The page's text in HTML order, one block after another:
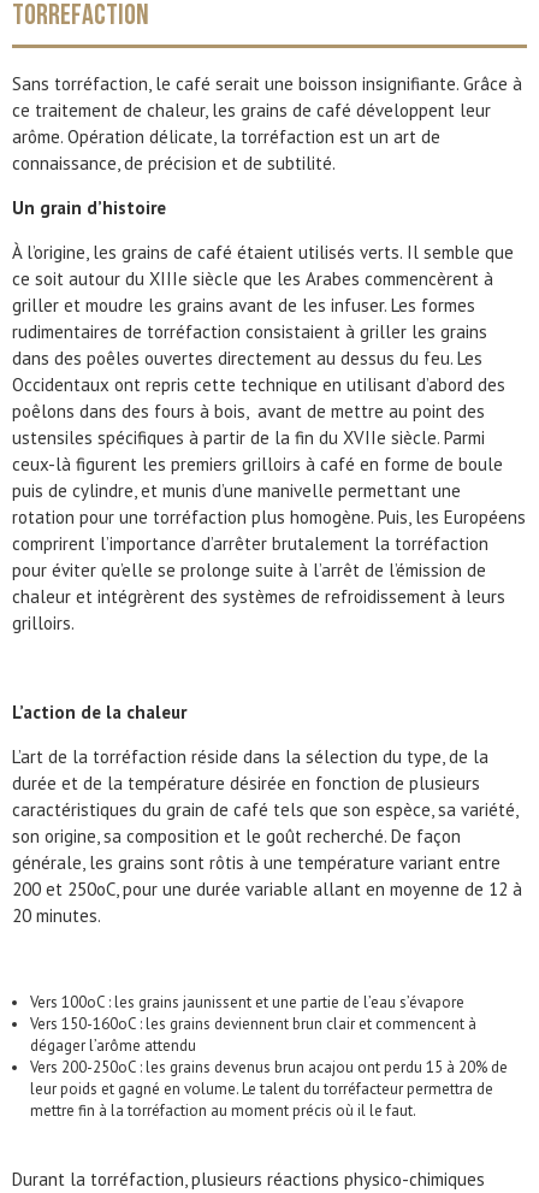
TORREFACTION
Sans torréfaction, le café serait une boisson insignifiante. Grâce à
ce traitement de chaleur, les grains de café développent leur
arôme. Opération délicate, la torréfaction est un art de
connaissance, de précision et de subtilité.
Un grain d’histoire
À l’origine, les grains de café étaient utilisés verts. Il semble que
ce soit autour du XIIIe siècle que les Arabes commencèrent à
griller et moudre les grains avant de les infuser. Les formes
rudimentaires de torréfaction consistaient à griller les grains
dans des poêles ouvertes directement au dessus du feu. Les
Occidentaux ont repris cette technique en utilisant d’abord des
poêlons dans des fours à bois, avant de mettre au point des
ustensiles spécifiques à partir de la fin du XVIIe siècle. Parmi
ceux-là figurent les premiers grilloirs à café en forme de boule
puis de cylindre, et munis d’une manivelle permettant une
rotation pour une torréfaction plus homogène. Puis, les Européens
comprirent l’importance d’arrêter brutalement la torréfaction
pour éviter qu’elle se prolonge suite à l’arrêt de l’émission de
chaleur et intégrèrent des systèmes de refroidissement à leurs
grilloirs.
L’action de la chaleur
L’art de la torréfaction réside dans la sélection du type, de la
durée et de la température désirée en fonction de plusieurs
caractéristiques du grain de café tels que son espèce, sa variété,
son origine, sa composition et le goût recherché. De façon
générale, les grains sont rôtis à une température variant entre
200 et 250oC, pour une durée variable allant en moyenne de 12 à
20 minutes.
Vers 100oC : les grains jaunissent et une partie de l’eau s’évapore
Vers 150-160oC : les grains deviennent brun clair et commencent à
dégager l’arôme attendu
Vers 200-250oC : les grains devenus brun acajou ont perdu 15 à 20% de
leur poids et gagné en volume. Le talent du torréfacteur permettra de
mettre fin à la torréfaction au moment précis où il le faut.
Durant la torréfaction, plusieurs réactions physico-chimiques